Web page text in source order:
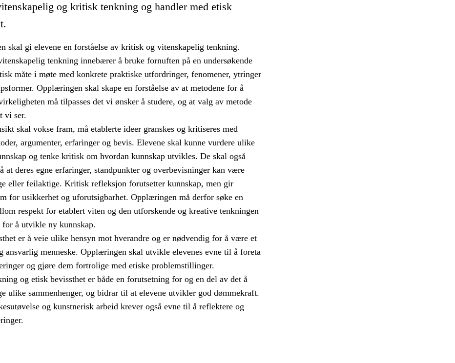
og kritisk tenkning og handler med etisk
skal gi elevene en forståelse av kritisk og vitenskapelig tenkning.
tenkning innebærer å bruke fornuften på en undersøkende
måte i møte med konkrete praktiske utfordringer, fenomener, ytringer
Opplæringen skal skape en forståelse av at metodene for å
må tilpasses det vi ønsker å studere, og at valg av metode
vi ser.
skal vokse fram, må etablerte ideer granskes og kritiseres med
argumenter, erfaringer og bevis. Elevene skal kunne vurdere ulike
og tenke kritisk om hvordan kunnskap utvikles. De skal også
at deres egne erfaringer, standpunkter og overbevisninger kan være
eller feilaktige. Kritisk refleksjon forutsetter kunnskap, men gir
for usikkerhet og uforutsigbarhet. Opplæringen må derfor søke en
respekt for etablert viten og den utforskende og kreative tenkningen
for å utvikle ny kunnskap.
er å veie ulike hensyn mot hverandre og er nødvendig for å være et
ansvarlig menneske. Opplæringen skal utvikle elevenes evne til å foreta
og gjøre dem fortrolige med etiske problemstillinger.
og etisk bevissthet er både en forutsetning for og en del av det å
ulike sammenhenger, og bidrar til at elevene utvikler god dømmekraft.
og kunstnerisk arbeid krever også evne til å reflektere og